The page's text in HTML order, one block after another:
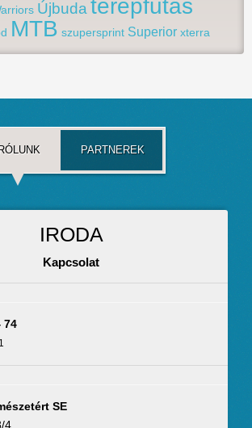
Újbuda terepfutás
MTB szupersprint Superior xterra
RÓLUNK PARTNEREK
IRODA
Kapcsolat
74
SE
4